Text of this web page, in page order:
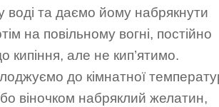
та даємо йому набрякнути
на повільному вогні, постійно
але не кип’ятимо.
до кімнатної
віночком набряклий желатин,